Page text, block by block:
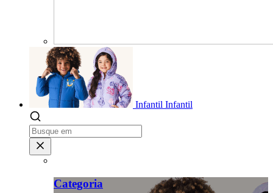
Infantil Infantil
Categoria